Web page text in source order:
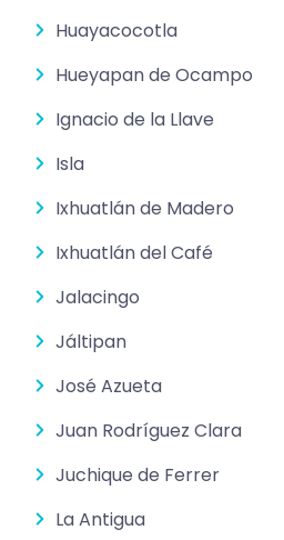
Huayacocotla
Hueyapan de Ocampo
Ignacio de la Llave
Isla
Ixhuatlán de Madero
Ixhuatlán del Café
Jalacingo
Jáltipan
José Azueta
Juan Rodríguez Clara
Juchique de Ferrer
La Antigua